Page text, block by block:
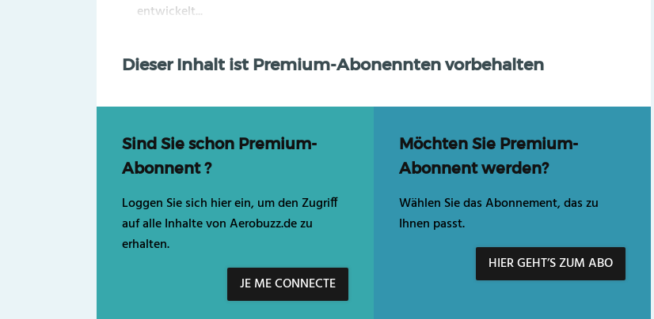
entwickelt...
Dieser Inhalt ist Premium-Abonennten vorbehalten
Sind Sie schon Premium-
Abonnent ?
Loggen Sie sich hier ein, um den Zugriff
auf alle Inhalte von Aerobuzz.de zu
erhalten.
JE ME CONNECTE
Möchten Sie Premium-
Abonnent werden?
Wählen Sie das Abonnement, das zu
Ihnen passt.
HIER GEHT’S ZUM ABO